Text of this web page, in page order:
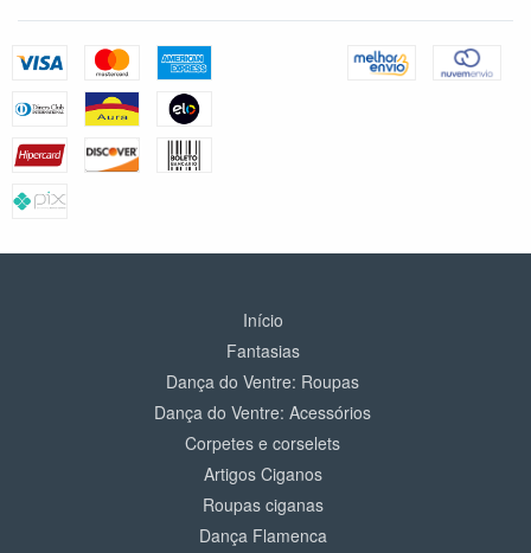
Início
Fantasias
Dança do Ventre: Roupas
Dança do Ventre: Acessórios
Corpetes e corselets
Artigos Ciganos
Roupas ciganas
Dança Flamenca